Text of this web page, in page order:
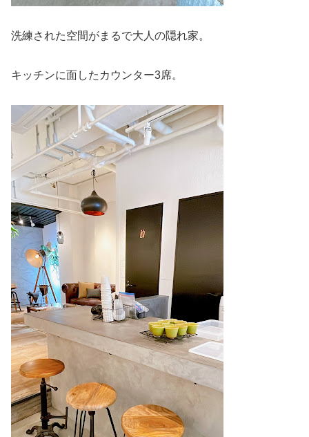
洗練された空間がまるで大人の隠れ家。
キッチンに面したカウンター3席。